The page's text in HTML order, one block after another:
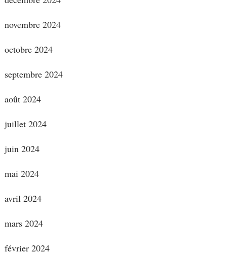
novembre 2024
octobre 2024
septembre 2024
août 2024
juillet 2024
juin 2024
mai 2024
avril 2024
mars 2024
février 2024